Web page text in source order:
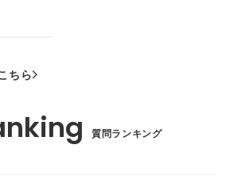
ちら
質問ランキング